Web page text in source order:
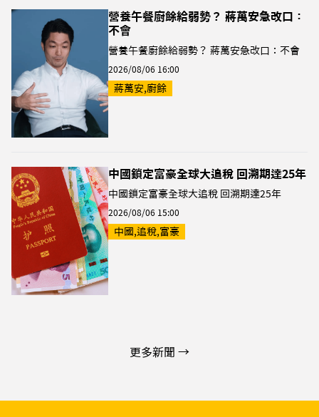
營養午餐廚餘給弱勢？ 蔣萬安急改口：
不會
營養午餐廚餘給弱勢？ 蔣萬安急改口：不會
2026/08/06 16:00
蔣萬安,廚餘
中國鎖定富豪全球大追稅 回溯期達25年
中國鎖定富豪全球大追稅 回溯期達25年
2026/08/06 15:00
中國,追稅,富豪
更多新聞 →